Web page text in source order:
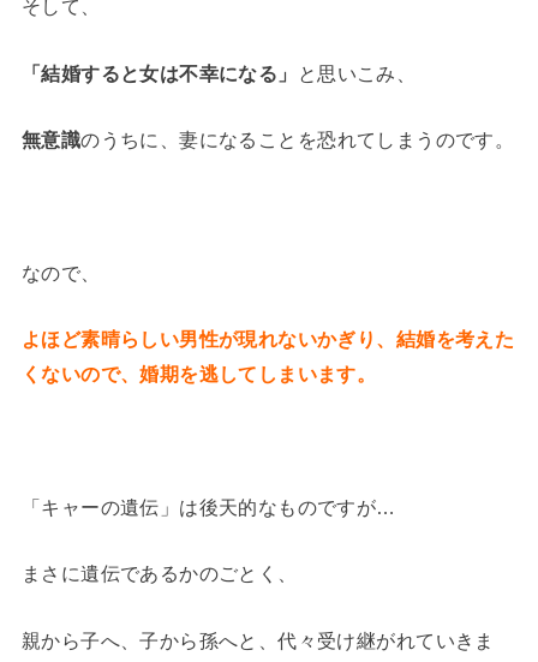
そして、
「結婚すると女は不幸になる」 と思いこみ、
無意識のうちに、妻になることを恐れてしまうのです。
なので、
よほど素晴らしい男性が現れないかぎり、結婚を考えた
くないので、婚期を逃してしまいます。
「キャーの遺伝」は後天的なものですが…
まさに遺伝であるかのごとく、
親から子へ、子から孫へと、代々受け継がれていきま